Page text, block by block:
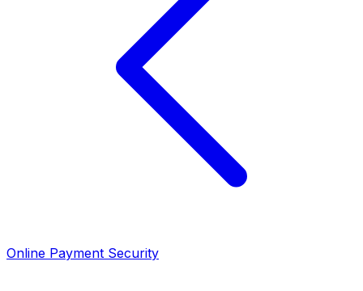
Online Payment Security